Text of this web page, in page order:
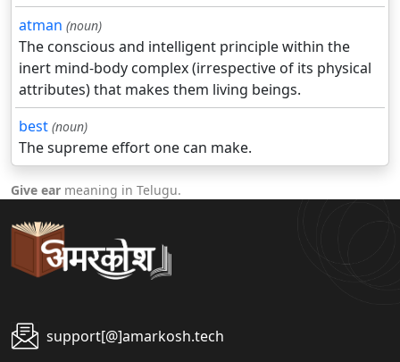
atman (noun)
The conscious and intelligent principle within the
inert mind-body complex (irrespective of its physical
attributes) that makes them living beings.
best (noun)
The supreme effort one can make.
Give ear meaning in Telugu.
support[@]amarkosh.tech